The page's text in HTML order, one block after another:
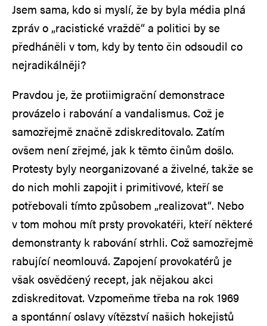
Jsem sama, kdo si myslí, že by byla média plná
zpráv o „racistické vraždě“ a politici by se
předháněli v tom, kdy by tento čin odsoudil co
nejradikálněji?
Pravdou je, že protiimigrační demonstrace
provázelo i rabování a vandalismus. Což je
samozřejmě značně zdiskreditovalo. Zatím
ovšem není zřejmé, jak k těmto činům došlo.
Protesty byly neorganizované a živelné, takže se
do nich mohli zapojit i primitivové, kteří se
potřebovali tímto způsobem „realizovat“. Nebo
v tom mohou mít prsty provokatéři, kteří některé
demonstranty k rabování strhli. Což samozřejmě
rabující neomlouvá. Zapojení provokatérů je
však osvědčený recept, jak nějakou akci
zdiskreditovat. Vzpomeňme třeba na rok 1969
a spontánní oslavy vítězství našich hokejistů